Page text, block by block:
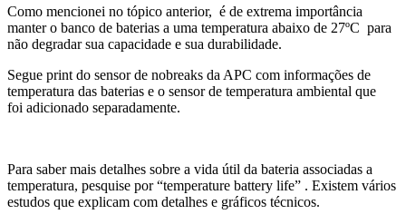
Como mencionei no tópico anterior, é de extrema importância
manter o banco de baterias a uma temperatura abaixo de 27ºC para
não degradar sua capacidade e sua durabilidade.
Segue print do sensor de nobreaks da APC com informações de
temperatura das baterias e o sensor de temperatura ambiental que
foi adicionado separadamente.
Para saber mais detalhes sobre a vida útil da bateria associadas a
temperatura, pesquise por “temperature battery life” . Existem vários
estudos que explicam com detalhes e gráficos técnicos.